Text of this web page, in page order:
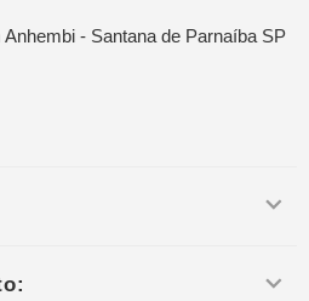
- Santana de Parnaíba SP